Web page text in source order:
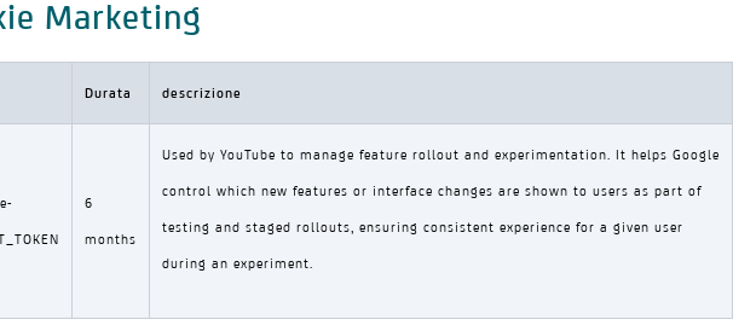
Marketing
Durata descrizione
6
months
Used by YouTube to manage feature rollout and experimentation. It helps Google
control which new features or interface changes are shown to users as part of
testing and staged rollouts, ensuring consistent experience for a given user
during an experiment.